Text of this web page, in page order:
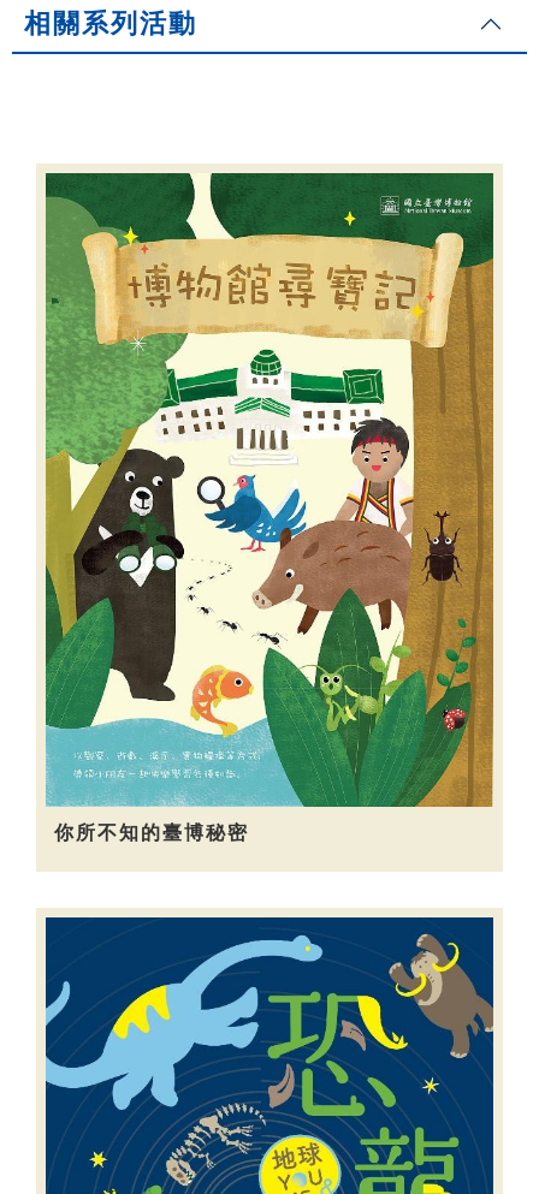
相關系列活動
你所不知的臺博秘密